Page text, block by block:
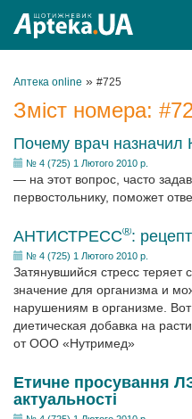
Аптека online » #725
Зміст номера:
Почему врач
№ 4 (725) 1 Лютого 2010 р.
— на этот вопрос, часто
первостольнику, поможет
АНТИСТРЕСС®:
№ 4 (725) 1 Лютого 2010 р.
Затянувшийся стресс теряет
значение для организма и
нарушениям в организме.
диетическая добавка на
от ООО «Нутримед»
Етичне просування
актуальності